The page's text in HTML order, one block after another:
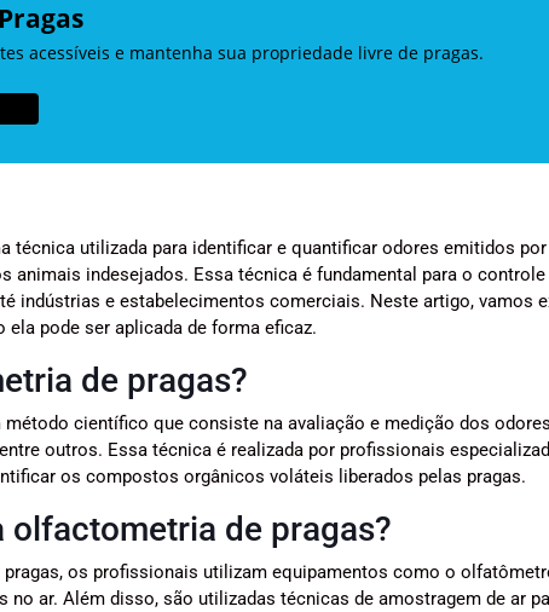
acessíveis e mantenha sua propriedade livre de pragas.
técnica utilizada para identificar e quantificar odores emitidos
animais indesejados. Essa técnica é fundamental para o
indústrias e estabelecimentos comerciais. Neste artigo, vamos
pode ser aplicada de forma eficaz.
de pragas?
científico que consiste na avaliação e medição dos
outros. Essa técnica é realizada por profissionais
os compostos orgânicos voláteis liberados pelas pragas.
olfactometria de pragas?
os profissionais utilizam equipamentos como o
no ar. Além disso, são utilizadas técnicas de amostragem de ar